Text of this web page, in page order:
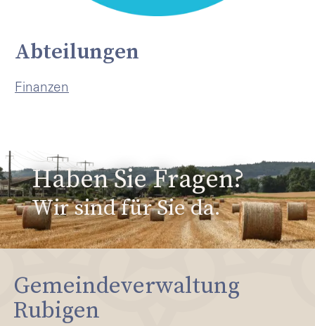
Abteilungen
Finanzen
Haben Sie Fragen?
Wir sind für Sie da.
Gemeindeverwaltung
Rubigen